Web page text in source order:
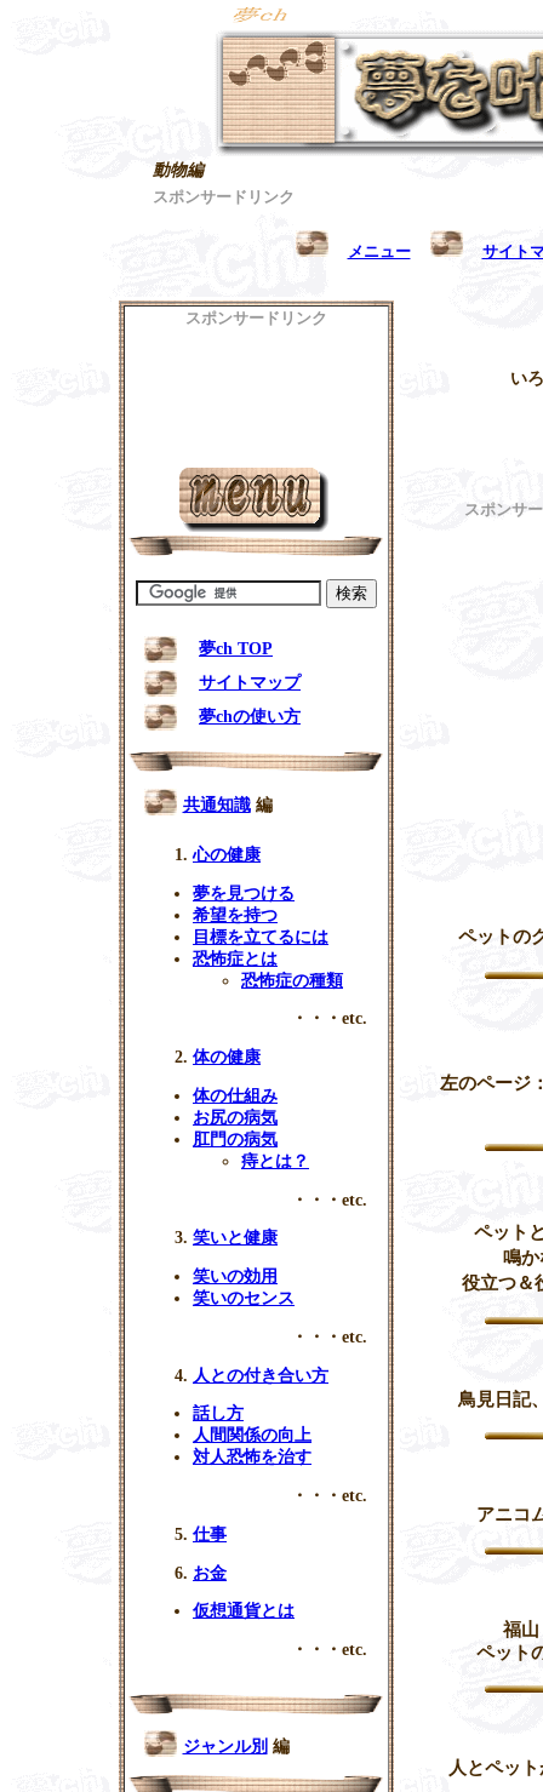
動物編
スポンサードリンク
メニュー サイト
い
スポンサ
ペットの
左のページ
ペット
鳴
役立つ＆
鳥見日記
アニコ
福山
ペット
人とペッ
スポンサードリンク
夢ch TOP
サイトマップ
夢chの使い方
共通知識編
心の健康
夢を見つける
希望を持つ
目標を立てるには
恐怖症とは
恐怖症の種類
・・・etc.
体の健康
体の仕組み
お尻の病気
肛門の病気
痔とは？
・・・etc.
笑いと健康
笑いの効用
笑いのセンス
・・・etc.
人との付き合い方
話し方
人間関係の向上
対人恐怖を治す
・・・etc.
仕事
お金
仮想通貨とは
・・・etc.
ジャンル別 編